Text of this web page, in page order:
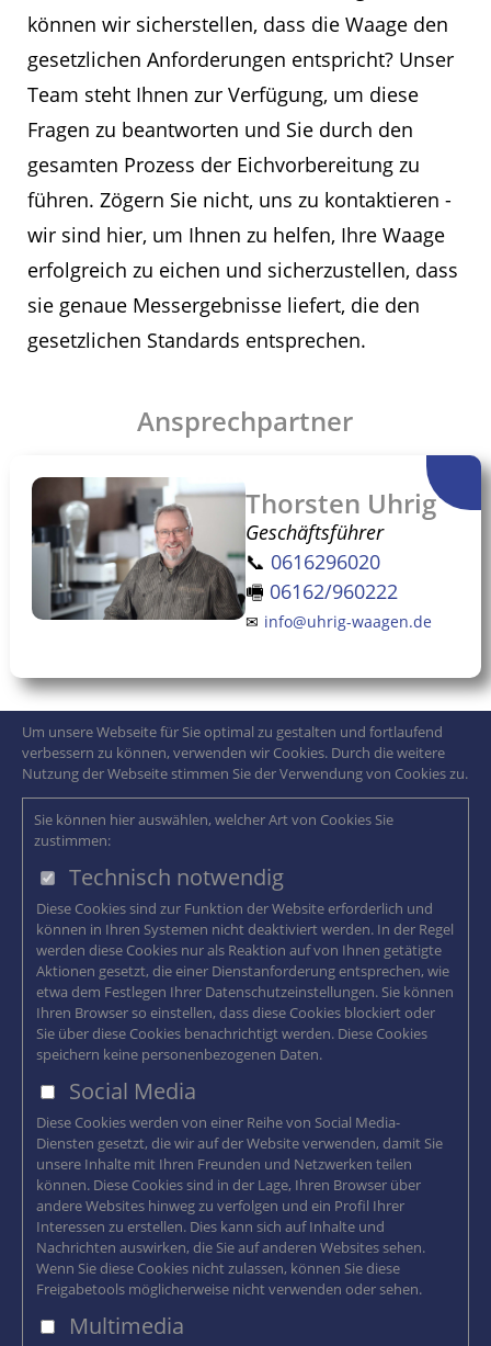
können wir sicherstellen, dass die Waage den
gesetzlichen Anforderungen entspricht? Unser
Team steht Ihnen zur Verfügung, um diese
Fragen zu beantworten und Sie durch den
gesamten Prozess der Eichvorbereitung zu
führen. Zögern Sie nicht, uns zu kontaktieren -
wir sind hier, um Ihnen zu helfen, Ihre Waage
erfolgreich zu eichen und sicherzustellen, dass
sie genaue Messergebnisse liefert, die den
gesetzlichen Standards entsprechen.
Ansprechpartner
Thorsten Uhrig
Geschäftsführer
📞 0616296020
🖷 06162/960222
✉ info@uhrig-waagen.de
Um unsere Webseite für Sie optimal zu gestalten und fortlaufend
verbessern zu können, verwenden wir Cookies. Durch die weitere
Nutzung der Webseite stimmen Sie der Verwendung von Cookies zu.
Sie können hier auswählen, welcher Art von Cookies Sie
zustimmen:
Technisch notwendig
Diese Cookies sind zur Funktion der Website erforderlich und
können in Ihren Systemen nicht deaktiviert werden. In der Regel
werden diese Cookies nur als Reaktion auf von Ihnen getätigte
Aktionen gesetzt, die einer Dienstanforderung entsprechen, wie
etwa dem Festlegen Ihrer Datenschutzeinstellungen. Sie können
Ihren Browser so einstellen, dass diese Cookies blockiert oder
Sie über diese Cookies benachrichtigt werden. Diese Cookies
speichern keine personenbezogenen Daten.
Social Media
Diese Cookies werden von einer Reihe von Social Media-
Diensten gesetzt, die wir auf der Website verwenden, damit Sie
unsere Inhalte mit Ihren Freunden und Netzwerken teilen
können. Diese Cookies sind in der Lage, Ihren Browser über
andere Websites hinweg zu verfolgen und ein Profil Ihrer
Interessen zu erstellen. Dies kann sich auf Inhalte und
Nachrichten auswirken, die Sie auf anderen Websites sehen.
Wenn Sie diese Cookies nicht zulassen, können Sie diese
Freigabetools möglicherweise nicht verwenden oder sehen.
Multimedia